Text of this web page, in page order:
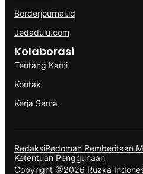
Borderjournal.id
Jedadulu.com
Kolaborasi
Tentang Kami
Kontak
Kerja Sama
RedaksiPedoman Pemberitaan
Ketentuan Penggunaan
Copyright @2026 Ruzka